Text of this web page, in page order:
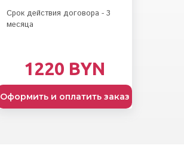
Срок действия договора - 3
месяца
1220 BYN
Оформить и оплатить заказ